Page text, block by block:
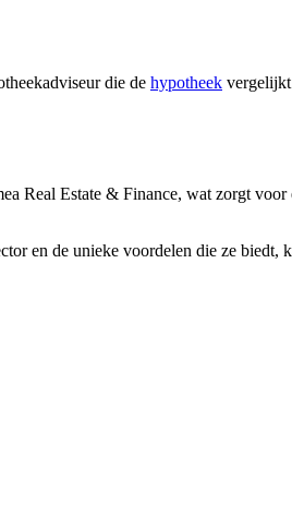
die de hypotheek vergelijkt
Real Estate & Finance, wat zorgt
en de unieke voordelen die ze